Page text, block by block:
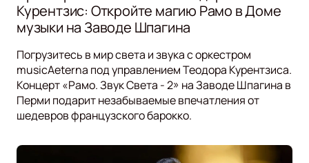
Курентзис: Откройте магию Рамо в Доме
музыки на Заводе Шпагина
Погрузитесь в мир света и звука с оркестром
musicAeterna под управлением Теодора Курентзиса.
Концерт «Рамо. Звук Света - 2» на Заводе Шпагина в
Перми подарит незабываемые впечатления от
шедевров французского барокко.